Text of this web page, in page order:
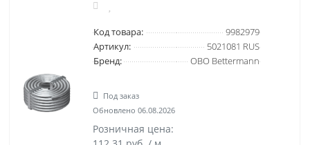
Код товара:
9982979
Артикул:
5021081 RUS
Бренд:
OBO Bettermann
Под заказ
Обновлено 06.08.2026
Розничная цена: